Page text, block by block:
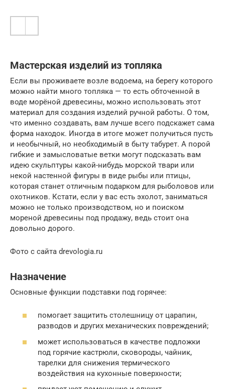
Мастерская изделий из топляка
Если вы проживаете возле водоема, на берегу которого
можно найти много топляка — то есть обточенной в
воде морёной древесины, можно использовать этот
материал для создания изделий ручной работы. О том,
что именно создавать, вам лучше всего подскажет сама
форма находок. Иногда в итоге может получиться пусть
и необычный, но необходимый в быту табурет. А порой
гибкие и замысловатые ветки могут подсказать вам
идею скульптуры какой-нибудь морской твари или
некой настенной фигуры в виде рыбы или птицы,
которая станет отличным подарком для рыболовов или
охотников. Кстати, если у вас есть эхолот, заниматься
можно не только производством, но и поиском
мореной древесины под продажу, ведь стоит она
довольно дорого.
Фото с сайта drevologia.ru
Назначение
Основные функции подставки под горячее:
помогает защитить столешницу от царапин,
разводов и других механических повреждений;
может использоваться в качестве подложки
под горячие кастрюли, сковороды, чайник,
тарелки для снижения термического
воздействия на кухонные поверхности;